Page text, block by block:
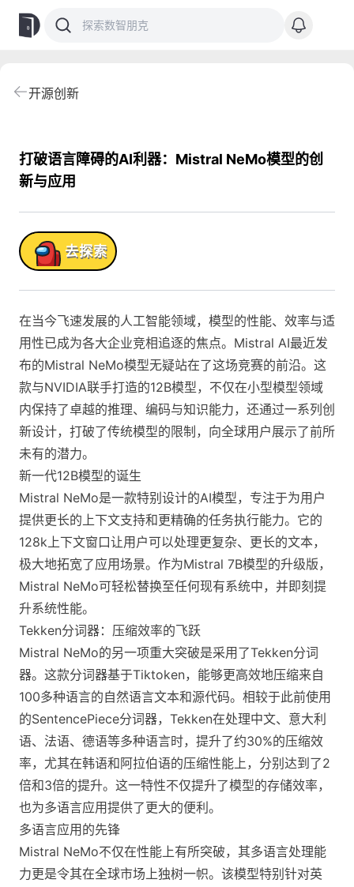
开源创新
打破语言障碍的AI利器：Mistral NeMo模型的创
新与应用
! 去探索
在当今飞速发展的人工智能领域，模型的性能、效率与适
用性已成为各大企业竞相追逐的焦点。Mistral AI最近发
布的Mistral NeMo模型无疑站在了这场竞赛的前沿。这
款与NVIDIA联手打造的12B模型，不仅在小型模型领域
内保持了卓越的推理、编码与知识能力，还通过一系列创
新设计，打破了传统模型的限制，向全球用户展示了前所
未有的潜力。
新一代12B模型的诞生
Mistral NeMo是一款特别设计的AI模型，专注于为用户
提供更长的上下文支持和更精确的任务执行能力。它的
128k上下文窗口让用户可以处理更复杂、更长的文本，
极大地拓宽了应用场景。作为Mistral 7B模型的升级版，
Mistral NeMo可轻松替换至任何现有系统中，并即刻提
升系统性能。
Tekken分词器：压缩效率的飞跃
Mistral NeMo的另一项重大突破是采用了Tekken分词
器。这款分词器基于Tiktoken，能够更高效地压缩来自
100多种语言的自然语言文本和源代码。相较于此前使用
的SentencePiece分词器，Tekken在处理中文、意大利
语、法语、德语等多种语言时，提升了约30%的压缩效
率，尤其在韩语和阿拉伯语的压缩性能上，分别达到了2
倍和3倍的提升。这一特性不仅提升了模型的存储效率，
也为多语言应用提供了更大的便利。
多语言应用的先锋
Mistral NeMo不仅在性能上有所突破，其多语言处理能
力更是令其在全球市场上独树一帜。该模型特别针对英